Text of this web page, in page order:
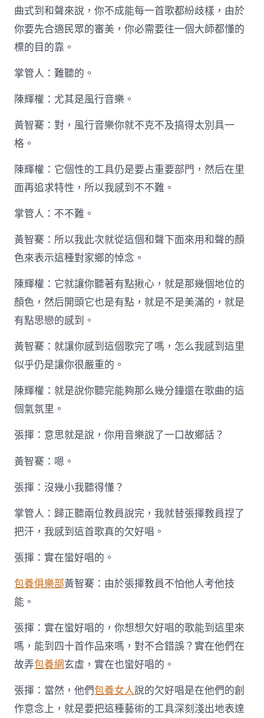
曲式到和聲來說，你不成能每一首歌都紛歧樣，由於
你要先合適民眾的審美，你必需要往一個大師都懂的
標的目的靠。
掌管人：難聽的。
陳輝權：尤其是風行音樂。
黃智騫：對，風行音樂你就不克不及搞得太別具一
格。
陳輝權：它個性的工具仍是要占重要部門，然后在里
面再追求特性，所以我感到不不難。
掌管人：不不難。
黃智騫：所以我此次就從這個和聲下面來用和聲的顏
色來表示這種對家鄉的悼念。
陳輝權：它就讓你聽著有點揪心，就是那幾個地位的
顏色，然后開頭它也是有點，就是不是美滿的，就是
有點思戀的感到。
黃智騫：就讓你感到這個歌完了嗎，怎么我感到這里
似乎仍是讓你很嚴重的。
陳輝權：就是說你聽完能夠那么幾分鐘還在歌曲的這
個氣氛里。
張揮：意思就是說，你用音樂說了一口故鄉話？
黃智騫：嗯。
張揮：沒幾小我聽得懂？
掌管人：歸正聽兩位教員說完，我就替張揮教員捏了
把汗，我感到這首歌真的欠好唱。
張揮：實在蠻好唱的。
包養俱樂部黃智騫：由於張揮教員不怕他人考他技
能。
張揮：實在蠻好唱的，你想想欠好唱的歌能到這里來
嗎，能到四十首作品來嗎，對不合錯誤？實在他們在
故弄包養網玄虛，實在也蠻好唱的。
張揮：當然，他們包養女人說的欠好唱是在他們的創
作意念上，就是要把這種藝術的工具深刻淺出地表達